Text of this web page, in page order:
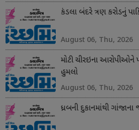
કંડલા બંદરે ત્રણ કરોડનું
August 06, Thu, 2026
મોટી ચીરઇના આરોપીઓને
હુમલો
August 06, Thu, 2026
ધ્રબની દુકાનમાંથી